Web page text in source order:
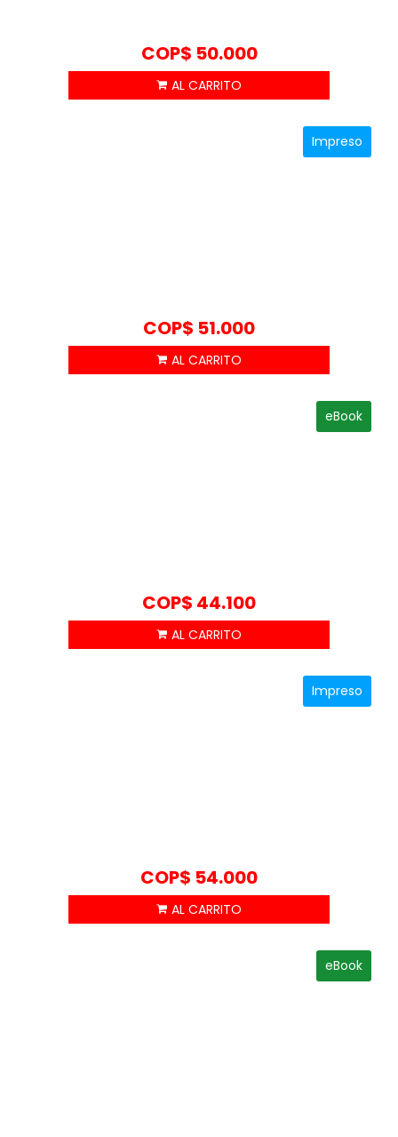
COP$ 50.000
Impreso
COP$ 51.000
eBook
COP$ 44.100
Impreso
COP$ 54.000
eBook